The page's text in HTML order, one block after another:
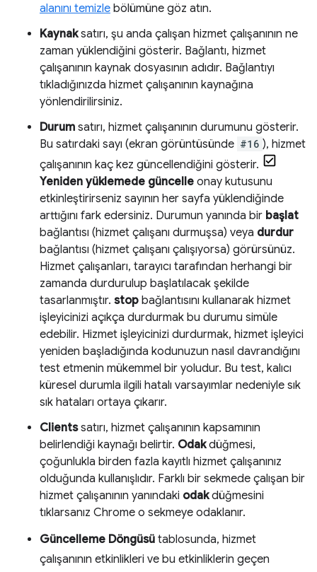
alanını temizle bölümüne göz atın.
Kaynaksatırı, şu anda çalışan hizmet çalışanının ne
zaman yüklendiğini gösterir. Bağlantı, hizmet
çalışanının kaynak dosyasının adıdır. Bağlantıyı
tıkladığınızda hizmet çalışanının kaynağına
yönlendirilirsiniz.
Durum satırı, hizmet çalışanının durumunu gösterir.
Bu satırdaki sayı (ekran görüntüsünde #16 ), hizmet
çalışanının kaç kez güncellendiğini gösterir.
Yeniden yüklemede güncelle onay kutusunu
etkinleştirirseniz sayının her sayfa yüklendiğinde
arttığını fark edersiniz. Durumun yanında bir başlat
bağlantısı (hizmet çalışanı durmuşsa) veya durdur
bağlantısı (hizmet çalışanı çalışıyorsa) görürsünüz.
Hizmet çalışanları, tarayıcı tarafından herhangi bir
zamanda durdurulup başlatılacak şekilde
tasarlanmıştır. stop bağlantısını kullanarak hizmet
işleyicinizi açıkça durdurmak bu durumu simüle
edebilir. Hizmet işleyicinizi durdurmak, hizmet işleyici
yeniden başladığında kodunuzun nasıl davrandığını
test etmenin mükemmel bir yoludur. Bu test, kalıcı
küresel durumla ilgili hatalı varsayımlar nedeniyle sık
sık hataları ortaya çıkarır.
Clientssatırı, hizmet çalışanının kapsamının
belirlendiği kaynağı belirtir. Odakdüğmesi,
çoğunlukla birden fazla kayıtlı hizmet çalışanınız
olduğunda kullanışlıdır. Farklı bir sekmede çalışan bir
hizmet çalışanının yanındaki odakdüğmesini
tıklarsanız Chrome o sekmeye odaklanır.
Güncelleme Döngüsü tablosunda, hizmet
çalışanının etkinlikleri ve bu etkinliklerin geçen